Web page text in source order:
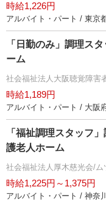
時給1,226円
アルバイト・パート / 東京
「日勤のみ」調理ス
ーム
社会福祉法人大阪聴覚障害
時給1,189円
アルバイト・パート / 大阪
「福祉調理スタッフ
護老人ホーム
社会福祉法人厚木慈光会/
時給1,225円～1,375円
アルバイト・パート / 神奈